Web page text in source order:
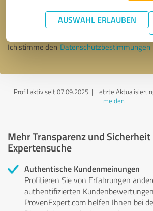
AUSWAHL ERLAUBEN
Nachricht senden
Ich stimme den Datenschutzbestimmungen
Profil aktiv seit 07.09.2025 | Letzte
melden
Mehr Transparenz und
Expertensuche
Authentische Kundenmeinungen
Profitieren Sie von Erfahrungen
authentifizierten
ProvenExpert.com helfen Ihnen bei